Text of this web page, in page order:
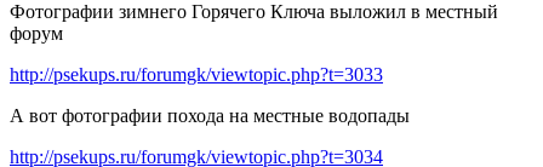
Фотографии зимнего Горячего Ключа выложил в местный
форум
http://psekups.ru/forumgk/viewtopic.php?t=3033
А вот фотографии похода на местные водопады
http://psekups.ru/forumgk/viewtopic.php?t=3034